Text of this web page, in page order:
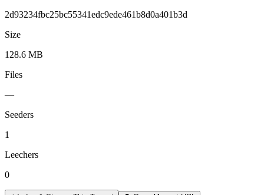
2d93234fbc25bc55341edc9ede461b8d0a401b3d
Size
128.6 MB
Files
—
Seeders
1
Leechers
0